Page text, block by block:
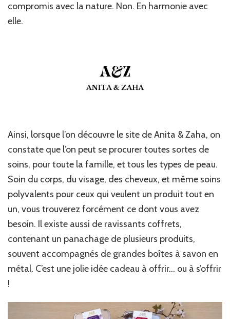
compromis avec la nature. Non. En harmonie avec
elle.
Ainsi, lorsque l’on découvre le site de Anita & Zaha, on
constate que l’on peut se procurer toutes sortes de
soins, pour toute la famille, et tous les types de peau.
Soin du corps, du visage, des cheveux, et même soins
polyvalents pour ceux qui veulent un produit tout en
un, vous trouverez forcément ce dont vous avez
besoin. Il existe aussi de ravissants coffrets,
contenant un panachage de plusieurs produits,
souvent accompagnés de grandes boîtes à savon en
métal. C’est une jolie idée cadeau à offrir… ou à s’offrir
!